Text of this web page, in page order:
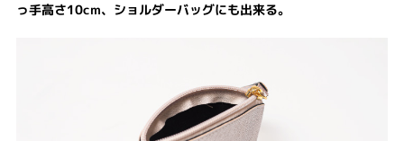
っ手高さ10cm、ショルダーバッグにも出来る。